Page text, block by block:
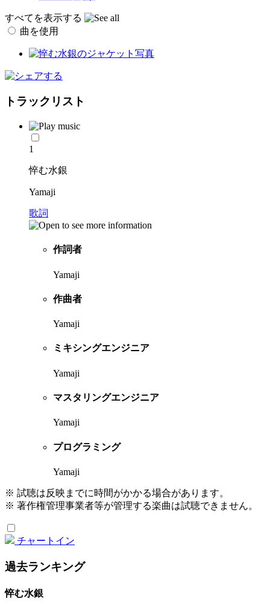
すべてを表示する
曲を使用
トラックリスト
1
悴む水銀
Yamaji
歌詞
作詞者
Yamaji
作曲者
Yamaji
ミキシングエンジニア
Yamaji
マスタリングエンジニア
Yamaji
プログラミング
Yamaji
※ 試聴は反映までに時間がかかる場合があります。
※ 著作権管理事業者等が管理する楽曲は試聴できません。
チャートイン
過去ランキング
悴む水銀